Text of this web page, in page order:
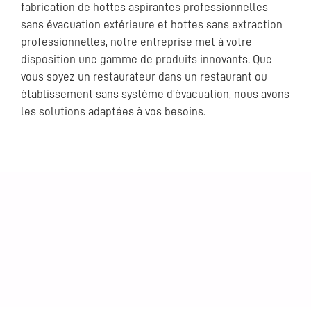
fabrication de hottes aspirantes professionnelles
sans évacuation extérieure et hottes sans extraction
professionnelles, notre entreprise met à votre
disposition une gamme de produits innovants. Que
vous soyez un restaurateur dans un restaurant ou
établissement sans système d’évacuation, nous avons
les solutions adaptées à vos besoins.